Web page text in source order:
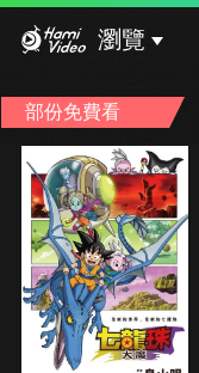
瀏覽
部份免費看